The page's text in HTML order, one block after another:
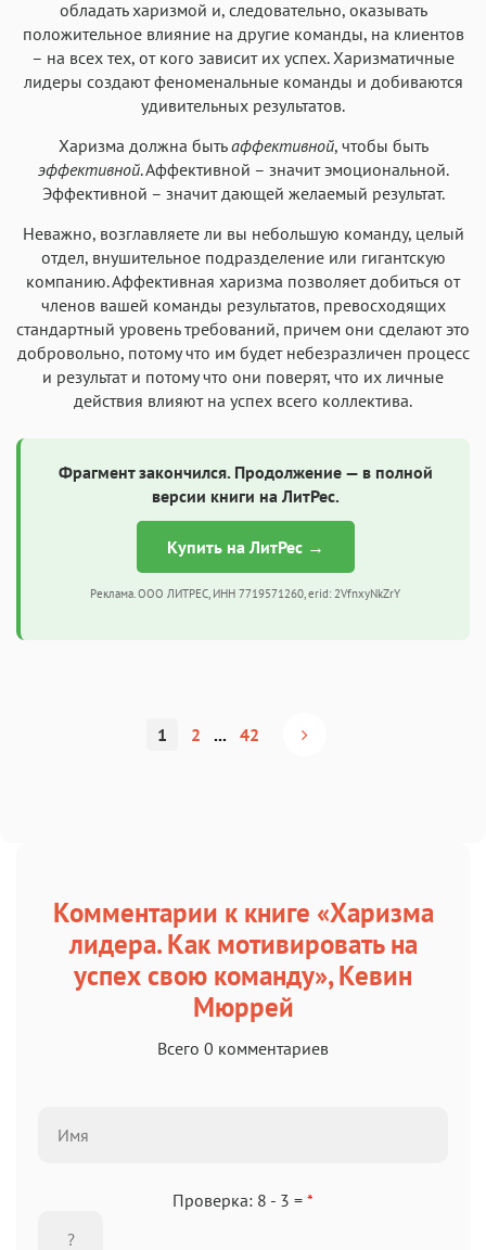
обладать харизмой и, следовательно, оказывать
положительное влияние на другие команды, на клиентов
– на всех тех, от кого зависит их успех. Харизматичные
лидеры создают феноменальные команды и добиваются
удивительных результатов.
Харизма должна бытьаффективной, чтобы быть
эффективной. Аффективной – значит эмоциональной.
Эффективной – значит дающей желаемый результат.
Неважно, возглавляете ли вы небольшую команду, целый
отдел, внушительное подразделение или гигантскую
компанию. Аффективная харизма позволяет добиться от
членов вашей команды результатов, превосходящих
стандартный уровень требований, причем они сделают это
добровольно, потому что им будет небезразличен процесс
и результат и потому что они поверят, что их личные
действия влияют на успех всего коллектива.
Фрагмент закончился. Продолжение — в полной
версии книги на ЛитРес.
Купить на ЛитРес →
Реклама. ООО ЛИТРЕС, ИНН 7719571260, erid: 2VfnxyNkZrY
1 2 ... 42
Комментарии к книге «Харизма
лидера. Как мотивировать на
успех свою команду», Кевин
Мюррей
Всего 0 комментариев
Проверка: 8 - 3 = *